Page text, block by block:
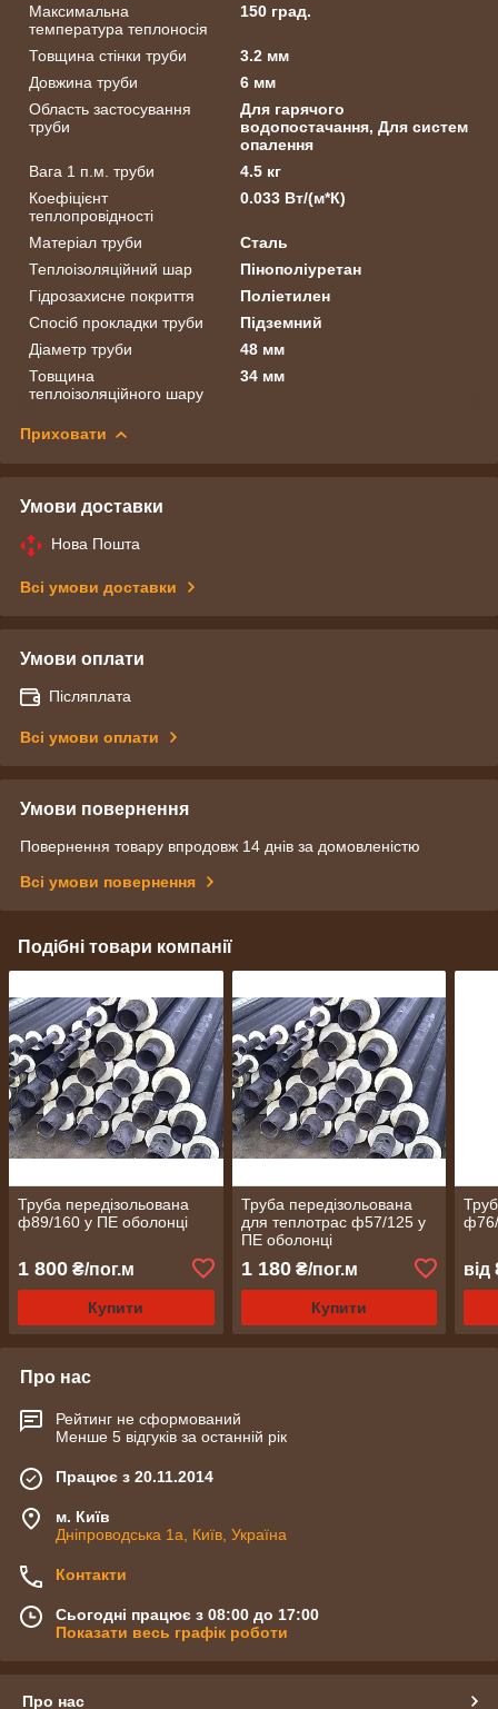
Максимальна
температура теплоносія
150 град.
Товщина стінки труби
3.2 мм
Довжина труби
6 мм
Область застосування
труби
Для гарячого
водопостачання, Для систем
опалення
Вага 1 п.м. труби
4.5 кг
Коефіцієнт
теплопровідності
0.033 Вт/(м*К)
Матеріал труби
Сталь
Теплоізоляційний шар
Пінополіуретан
Гідрозахисне покриття
Поліетилен
Спосіб прокладки труби
Підземний
Діаметр труби
48 мм
Товщина
теплоізоляційного шару
34 мм
Приховати
Умови доставки
Нова Пошта
Всі умови доставки
Умови оплати
Післяплата
Всі умови оплати
Умови повернення
Повернення товару впродовж 14 днів за домовленістю
Всі умови повернення
Подібні товари компанії
Труба передізольована
ф89/160 у ПЕ оболонці
1 800 ₴/пог.м
Купити
Труба передізольована
для теплотрас ф57/125 у
ПЕ оболонці
1 180₴/пог.м
Купити
від
Про нас
Рейтинг не сформований
Менше 5 відгуків за останній рік
Працює з 20.11.2014
м. Київ
Дніпроводська 1а, Київ, Україна
Контакти
Сьогодні працює з 08:00 до 17:00
Показати весь графік роботи
Про нас